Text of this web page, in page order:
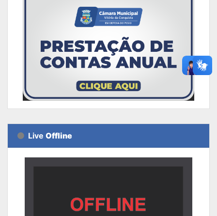
Live Offline